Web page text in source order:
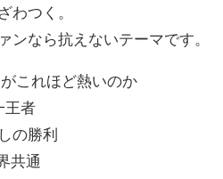
わつく。
ンなら抗えないテーマです。
これほど熱いのか
王者
の勝利
共通